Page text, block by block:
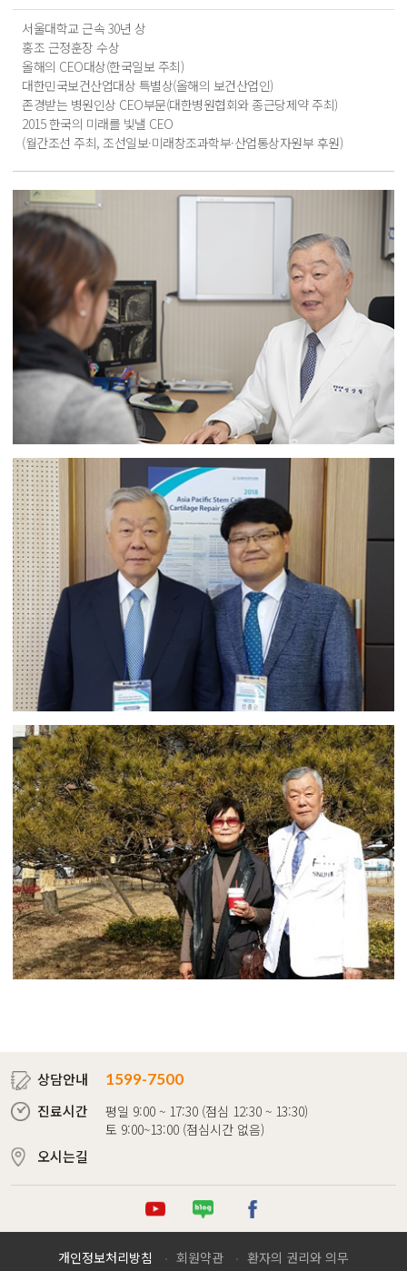
서울대학교 근속 30년 상
홍조 근정훈장 수상
올해의 CEO대상(한국일보 주최)
대한민국보건산업대상 특별상(올해의 보건산업인)
존경받는 병원인상 CEO부문(대한병원협회와 종근당제약 주최)
2015 한국의 미래를 빛낼 CEO
(월간조선 주최, 조선일보·미래창조과학부·산업통상자원부 후원)
상담안내
1599-7500
진료시간
평일 9:00 ~ 17:30 (점심 12:30 ~ 13:30)
토 9:00~13:00 (점심시간 없음)
오시는길
튜브 로그 이스북
개인정보처리방침 회원약관 환자의 권리와 의무